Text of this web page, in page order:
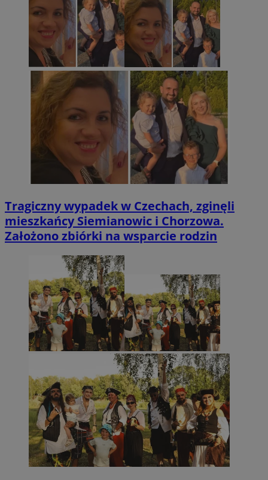
Tragiczny wypadek w Czechach, zginęli
mieszkańcy Siemianowic i Chorzowa.
Założono zbiórki na wsparcie rodzin